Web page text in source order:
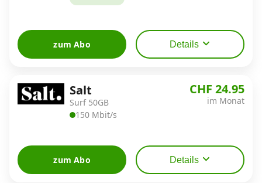
zum Abo Details
Salt
Surf 50GB
150 Mbit/s
CHF 24.95
im Monat
zum Abo Details